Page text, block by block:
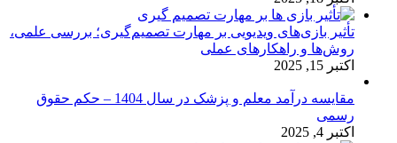
تأثیر بازی‌های ویدیویی بر مهارت تصمیم‌گیری؛ بررسی علمی،
روش‌ها و راهکارهای عملی
اکتبر 15, 2025
مقایسه درآمد معلم و پزشک در سال 1404 – حکم حقوق
رسمی
اکتبر 4, 2025